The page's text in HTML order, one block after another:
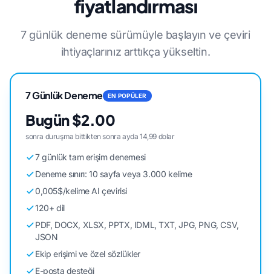
fiyatlandırması
7 günlük deneme sürümüyle başlayın ve çeviri
ihtiyaçlarınız arttıkça yükseltin.
7 Günlük Deneme EN POPÜLER
Bugün $2.00
sonra duruşma bittikten sonra ayda 14,99 dolar
7 günlük tam erişim denemesi
Deneme sınırı: 10 sayfa veya 3.000 kelime
0,005$/kelime AI çevirisi
120+ dil
PDF, DOCX, XLSX, PPTX, IDML, TXT, JPG, PNG, CSV,
JSON
Ekip erişimi ve özel sözlükler
E-posta desteği